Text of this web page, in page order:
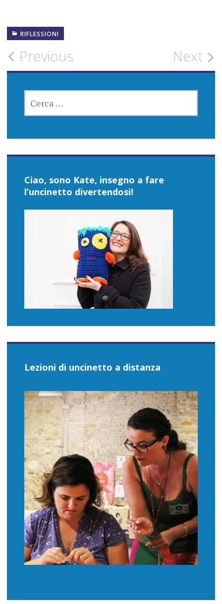
RIFLESSIONI
Post
navigation
Previous Next
PER:
Ciao, sono Kate, insegno a fare
l’uncinetto divertendosi!
Lezioni di uncinetto a distanza